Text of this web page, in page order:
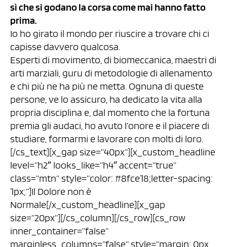
sì che si godano la corsa come mai hanno fatto
prima.
Io ho girato il mondo per riuscire a trovare chi ci
capisse davvero qualcosa.
Esperti di movimento, di biomeccanica, maestri di
arti marziali, guru di metodologie di allenamento
e chi più ne ha più ne metta. Ognuna di queste
persone, ve lo assicuro, ha dedicato la vita alla
propria disciplina e, dal momento che la fortuna
premia gli audaci, ho avuto l’onore e il piacere di
studiare, formarmi e lavorare con molti di loro.
[/cs_text][x_gap size=”40px”][x_custom_headline
level=”h2″ looks_like=”h4″ accent=”true”
class=”mtn” style=”color: #8fce18;letter-spacing:
1px;”]Il Dolore non è
Normale[/x_custom_headline][x_gap
size=”20px”][/cs_column][/cs_row][cs_row
inner_container=”false”
marginless_columns=”false” style=”margin: 0px